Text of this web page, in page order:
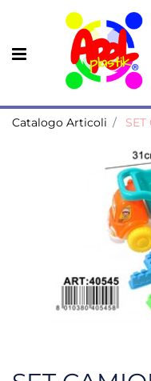
Open menu
Catalogo Articoli